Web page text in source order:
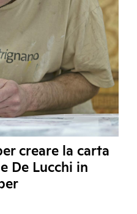
creare la carta
De Lucchi in